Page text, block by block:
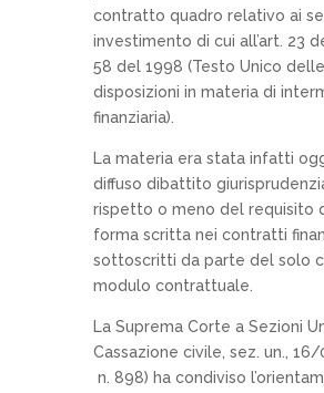
contratto quadro relativo ai
investimento di cui all’art. 23
58 del 1998 (Testo Unico delle
disposizioni in materia di
finanziaria).
La materia era stata infatti
diffuso dibattito
rispetto o meno del requisito
forma scritta nei contratti
sottoscritti da parte del solo
modulo contrattuale.
La Suprema Corte a Sezioni
Cassazione civile, sez. un., 16/
n. 898) ha condiviso